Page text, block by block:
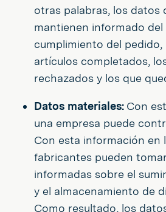
otras palabras, los datos
mantienen informado del
cumplimiento del
artículos completados,
rechazados y los que
Datos materiales: Con
una empresa puede
Con esta información en
fabricantes pueden
informadas sobre el
y el almacenamiento de
Como resultado, los